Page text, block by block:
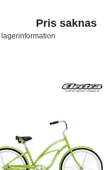
Pris saknas